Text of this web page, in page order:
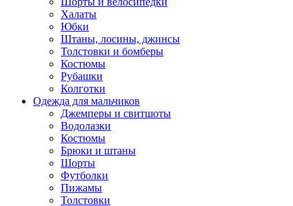
Халаты
Юбки
Штаны, лосины, джинсы
Толстовки и бомберы
Костюмы
Рубашки
Колготки
Одежда для мальчиков
Джемперы и свитшоты
Водолазки
Костюмы
Брюки и штаны
Шорты
Футболки
Пижамы
Толстовки